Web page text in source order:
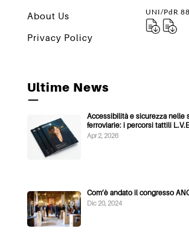
About Us
Privacy Policy
UNI/PdR
Ultime News
—
Accessibilità e sicurezza nelle
ferroviarie: i percorsi tattili
Apr 2, 2026
Com’è andato il congresso
Dic 20, 2024